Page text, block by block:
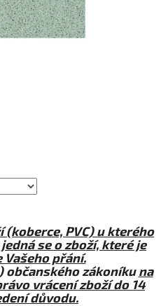
PVC) u kterého
se o zboží, které je
přání.
občanského zákoníkuna
vrácení zboží do 14
důvodu.